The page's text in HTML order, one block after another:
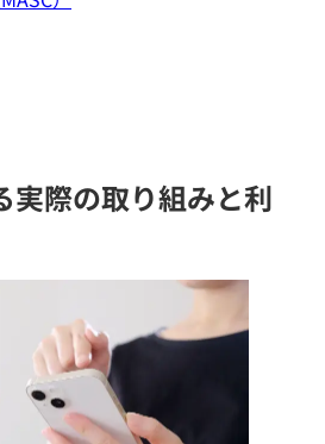
実際の取り組みと利